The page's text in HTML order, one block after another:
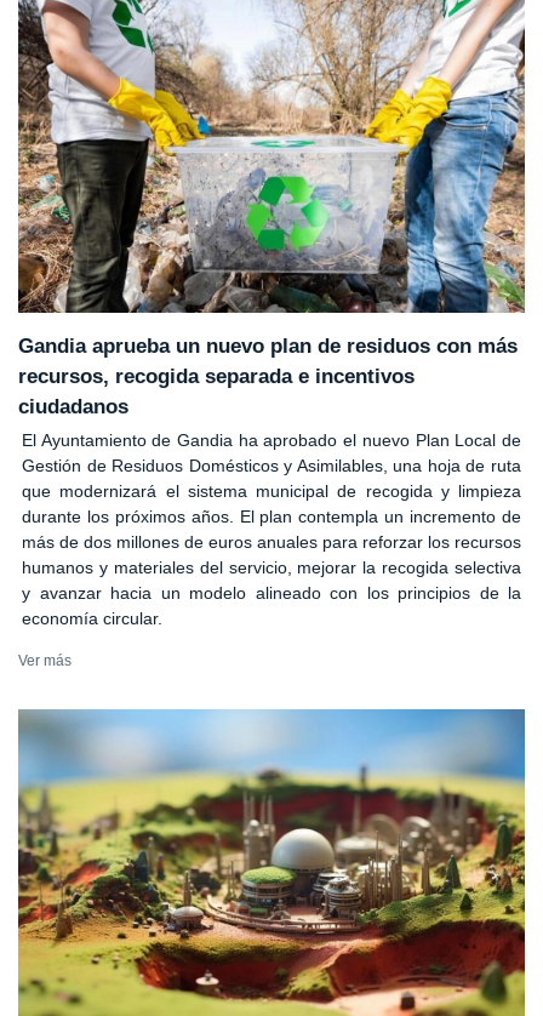
Gandia aprueba un nuevo plan de residuos con más
recursos, recogida separada e incentivos
ciudadanos
El Ayuntamiento de Gandia ha aprobado el nuevo Plan Local de
Gestión de Residuos Domésticos y Asimilables, una hoja de ruta
que modernizará el sistema municipal de recogida y limpieza
durante los próximos años. El plan contempla un incremento de
más de dos millones de euros anuales para reforzar los recursos
humanos y materiales del servicio, mejorar la recogida selectiva
y avanzar hacia un modelo alineado con los principios de la
economía circular.
Ver más